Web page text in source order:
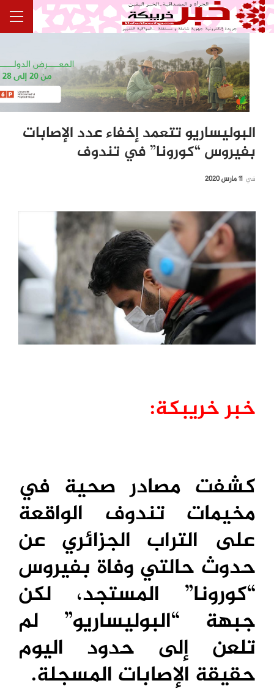
البوليساريو تتعمد إخفاء عدد الإصابات
بفيروس “كورونا” في تندوف
في 11 مارس 2020
خبر خريبكة:
كشفت مصادر صحية في
مخيمات تندوف الواقعة
على التراب الجزائري عن
حدوث حالتي وفاة بفيروس
“كورونا” المستجد، لكن
جبهة “البوليساريو” لم
تلعن إلى حدود اليوم
حقيقة الإصابات المسجلة.